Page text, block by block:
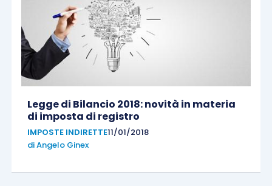
Legge di Bilancio 2018: novità in materia
di imposta di registro
IMPOSTE INDIRETTE11/01/2018
diAngelo Ginex